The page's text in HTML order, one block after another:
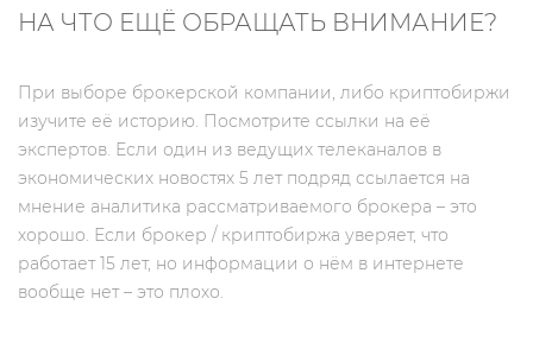
НА ЧТО ЕЩЁ ОБРАЩАТЬ ВНИМАНИЕ?
При выборе брокерской компании, либо криптобиржи
изучите её историю. Посмотрите ссылки на её
экспертов. Если один из ведущих телеканалов в
экономических новостях 5 лет подряд ссылается на
мнение аналитика рассматриваемого брокера – это
хорошо. Если брокер / криптобиржа уверяет, что
работает 15 лет, но информации о нём в интернете
вообще нет – это плохо.